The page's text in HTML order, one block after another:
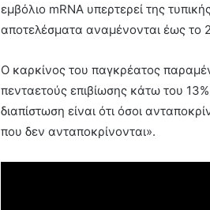
εμβόλιο mRNA υπερτερεί της
αποτελέσματα αναμένονται έως το
Ο καρκίνος του παγκρέατος
πενταετούς επιβίωσης κάτω του
διαπίστωση είναι ότι όσοι
που δεν ανταποκρίνονται».